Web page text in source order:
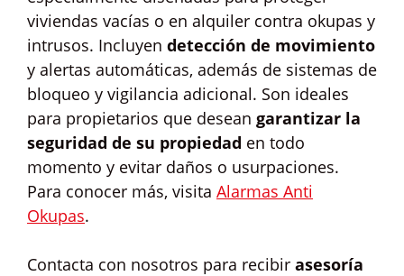
viviendas vacías o en alquiler contra okupas y
intrusos. Incluyen detección de movimiento
y alertas automáticas, además de sistemas de
bloqueo y vigilancia adicional. Son ideales
para propietarios que desean garantizar la
seguridad de su propiedad en todo
momento y evitar daños o usurpaciones.
Para conocer más, visita Alarmas Anti
Okupas.
Contacta con nosotros para recibir asesoría